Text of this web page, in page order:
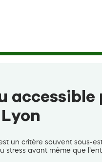
un critère souvent sous-
stress avant même que